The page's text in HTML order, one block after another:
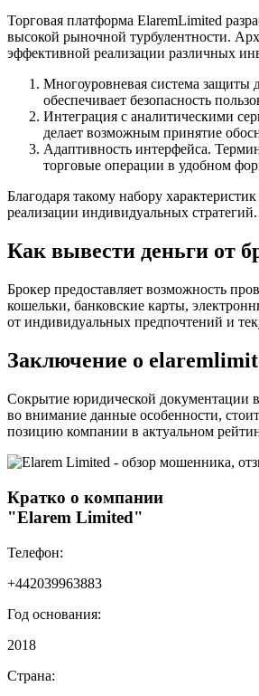
Торговая платформа ElaremLimited
высокой рыночной турбулентности.
эффективной реализации различных
Многоуровневая система
обеспечивает безопасность
Интеграция с аналитическими
делает возможным принятие
Адаптивность интерфейса.
торговые операции в удобном
Благодаря такому набору
реализации индивидуальных стратегий.
Как вывести деньги от
Брокер предоставляет возможность
кошельки, банковские карты,
от индивидуальных предпочтений и
Заключение о
Сокрытие юридической документации
во внимание данные особенности,
позицию компании в актуальном
Кратко о компании
"Elarem Limited"
Телефон:
+442039963883
Год основания:
2018
Страна: